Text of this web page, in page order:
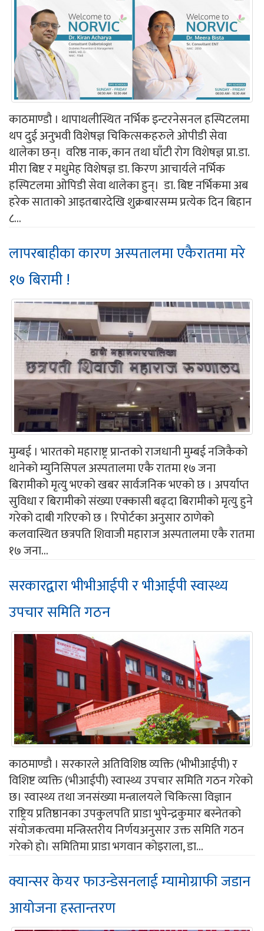
काठमाण्डौ । थापाथलीस्थित नर्भिक इन्टरनेसनल हस्पिटलमा
थप दुई अनुभवी विशेषज्ञ चिकित्सकहरुले ओपीडी सेवा
थालेका छन्। वरिष्ठ नाक, कान तथा घाँटी रोग विशेषज्ञ प्रा.डा.
मीरा बिष्ट र मधुमेह विशेषज्ञ डा. किरण आचार्यले नर्भिक
हस्पिटलमा ओपिडी सेवा थालेका हुन्। डा. बिष्ट नर्भिकमा अब
हरेक साताको आइतबारदेखि शुक्रबारसम्म प्रत्येक दिन बिहान
८...
लापरबाहीका कारण अस्पतालमा एकैरातमा मरे
१७ बिरामी !
मुम्बई । भारतको महाराष्ट्र प्रान्तको राजधानी मुम्बई नजिकैको
थानेको म्युनिसिपल अस्पतालमा एकै रातमा १७ जना
बिरामीको मृत्यु भएको खबर सार्वजनिक भएको छ । अपर्याप्त
सुविधा र बिरामीको संख्या एक्कासी बढ्दा बिरामीको मृत्यु हुने
गरेको दाबी गरिएको छ । रिपोर्टका अनुसार ठाणेको
कलवास्थित छत्रपति शिवाजी महाराज अस्पतालमा एकै रातमा
१७ जना...
सरकारद्वारा भीभीआईपी र भीआईपी स्वास्थ्य
उपचार समिति गठन
काठमाण्डौ । सरकारले अतिविशिष्ठ व्यक्ति (भीभीआईपी) र
विशिष्ट व्यक्ति (भीआईपी) स्वास्थ्य उपचार समिति गठन गरेको
छ। स्वास्थ्य तथा जनसंख्या मन्त्रालयले चिकित्सा विज्ञान
राष्ट्रिय प्रतिष्ठानका उपकुलपति प्राडा भुपेन्द्रकुमार बस्नेतको
संयोजकत्वमा मन्त्रिस्तरीय निर्णयअनुसार उक्त समिति गठन
गरेको हो। समितिमा प्राडा भगवान कोइराला, डा...
क्यान्सर केयर फाउन्डेसनलाई म्यामोग्राफी जडान
आयोजना हस्तान्तरण